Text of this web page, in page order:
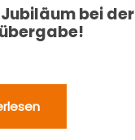
bei der